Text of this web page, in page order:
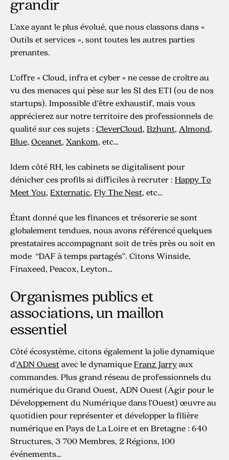
L’axe ayant le plus évolué, que nous classons dans «
Outils et services », sont toutes les autres parties
prenantes.
L’offre « Cloud, infra et cyber » ne cesse de croître au
vu des menaces qui pèse sur les SI des ETI (ou de nos
startups). Impossible d’être exhaustif, mais vous
apprécierez sur notre territoire des professionnels de
qualité sur ces sujets : CleverCloud, Bzhunt, Almond,
Blue, Oceanet, Xankom, etc…
Idem côté RH, les cabinets se digitalisent pour
dénicher ces profils si difficiles à recruter : Happy To
Meet You, Externatic, Fly The Nest, etc…
Étant donné que les finances et trésorerie se sont
globalement tendues, nous avons référencé quelques
prestataires accompagnant soit de très près ou soit en
mode “DAF à temps partagés”. Citons Winside,
Finaxeed, Peacox, Leyton…
Organismes publics et
associations, un maillon
essentiel
Côté écosystème, citons également la jolie dynamique
d’ADN Ouestavec le dynamiqueFranz Jarryaux
commandes. Plus grand réseau de professionnels du
numérique du Grand Ouest, ADN Ouest (Agir pour le
Développement du Numérique dans l’Ouest) œuvre au
quotidien pour représenter et développer la filière
numérique en Pays de La Loire et en Bretagne : 640
Structures, 3 700 Membres, 2 Régions, 100
événements…